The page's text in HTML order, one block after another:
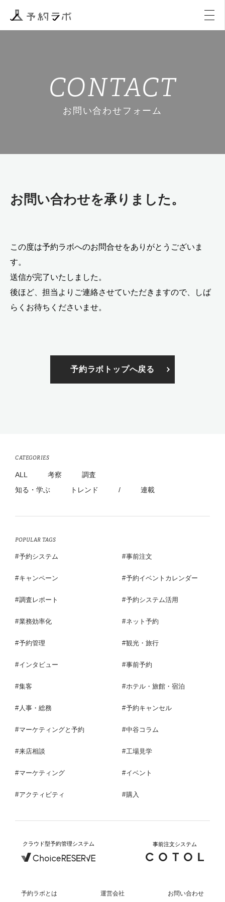
アクティビティ
CONTACT
お問い合わせフォーム
お問い合わせを承りました。
この度は予約ラボへのお問合せをありがとうございま
す。
送信が完了いたしました。
後ほど、担当よりご連絡させていただきますので、しば
らくお待ちくださいませ。
予約ラボトップへ戻る
CATEGORIES
ALL 考察
調査
知る・学ぶ
トレンド / 連載
POPULAR TAGS
予約システム 事前注文
キャンペーン 予約イベントカレンダー
調査レポート 予約システム活用
業務効率化 ネット予約
予約管理 観光・旅行
インタビュー 事前予約
集客 ホテル・旅館・宿泊
人事・総務 予約キャンセル
マーケティングと予約 中谷コラム
来店相談 工場見学
マーケティング イベント
アクティビティ 購入
クラウド型予約管理システム 事前注文システム
予約ラボとは 運営会社 お問い合わせ